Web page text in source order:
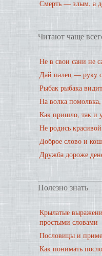
Смерть — злым, а
Читают чаще
Не в свои сани не
Дай палец — руку
Рыбак рыбака
На волка помолвка,
Как пришло, так и
Не родись
Доброе слово и
Дружба дороже
Полезно знать
Крылатые
простыми словами
Пословицы и
Как понимать